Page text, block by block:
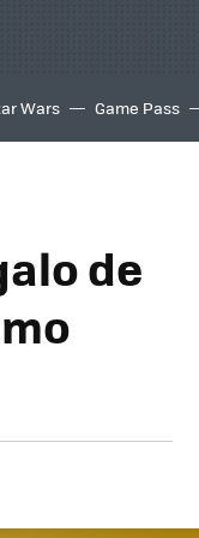
Wars Game Pass
de